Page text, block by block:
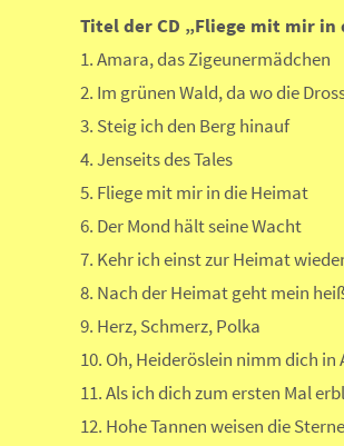
Titel der CD „Fliege mit mir in
1. Amara, das Zigeunermädchen
2. Im grünen Wald, da wo die
3. Steig ich den Berg hinauf
4. Jenseits des Tales
5. Fliege mit mir in die Heimat
6. Der Mond hält seine Wacht
7. Kehr ich einst zur Heimat
8. Nach der Heimat geht mein
9. Herz, Schmerz, Polka
10. Oh, Heideröslein nimm dich in
11. Als ich dich zum ersten Mal
12. Hohe Tannen weisen die Sterne